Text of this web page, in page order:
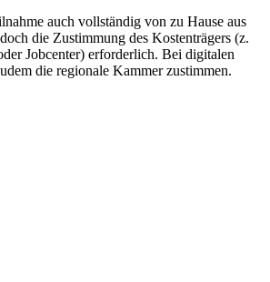
auch vollständig von zu Hause aus
die Zustimmung des Kostenträgers (z.
Jobcenter) erforderlich. Bei digitalen
die regionale Kammer zustimmen.